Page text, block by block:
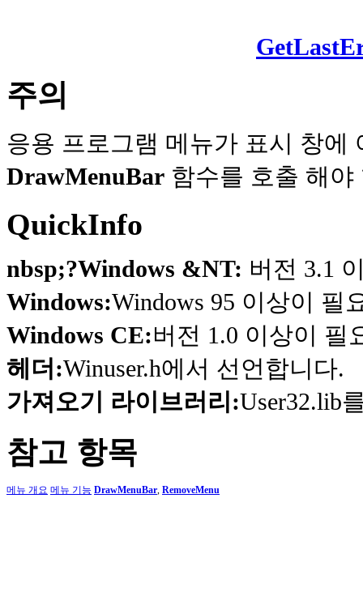
주의
응용 프로그램 메뉴가 표시 창에
DrawMenuBar 함수를 호출 해야
QuickInfo
nbsp;?Windows &NT: 버전 3.1
Windows:Windows 95 이상이 필
Windows CE:버전 1.0 이상이 필
헤더:Winuser.h에서 선언합니다.
가져오기 라이브러리:User32.lib
참고 항목
메뉴 개요 메뉴 기능 DrawMenuBar, RemoveMenu